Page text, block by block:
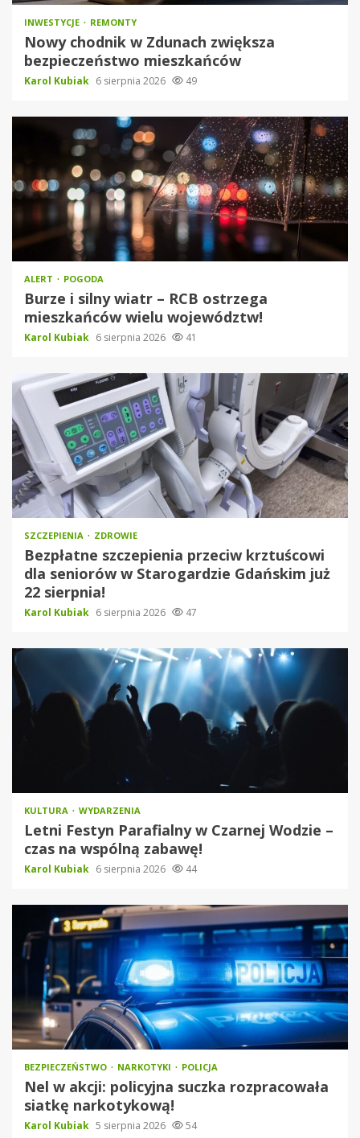
INWESTYCJE REMONTY
Nowy chodnik w Zdunach zwiększa
bezpieczeństwo mieszkańców
Karol Kubiak 6 sierpnia 2026 49
ALERT POGODA
Burze i silny wiatr – RCB ostrzega
mieszkańców wielu województw!
Karol Kubiak 6 sierpnia 2026 41
SZCZEPIENIA ZDROWIE
Bezpłatne szczepienia przeciw krztuścowi
dla seniorów w Starogardzie Gdańskim już
22 sierpnia!
Karol Kubiak 6 sierpnia 2026 47
KULTURA WYDARZENIA
Letni Festyn Parafialny w Czarnej Wodzie –
czas na wspólną zabawę!
Karol Kubiak 6 sierpnia 2026 44
BEZPIECZEŃSTWO NARKOTYKI POLICJA
Nel w akcji: policyjna suczka rozpracowała
siatkę narkotykową!
Karol Kubiak 5 sierpnia 2026 54